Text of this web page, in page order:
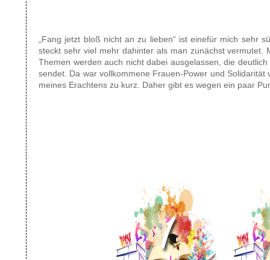
„Fang jetzt bloß nicht an zu lieben“ ist einefür mich sehr
steckt sehr viel mehr dahinter als man zunächst
Themen werden auch nicht dabei ausgelassen, die
sendet. Da war vollkommene Frauen-Power und
meines Erachtens zu kurz. Daher gibt es wegen ein paar